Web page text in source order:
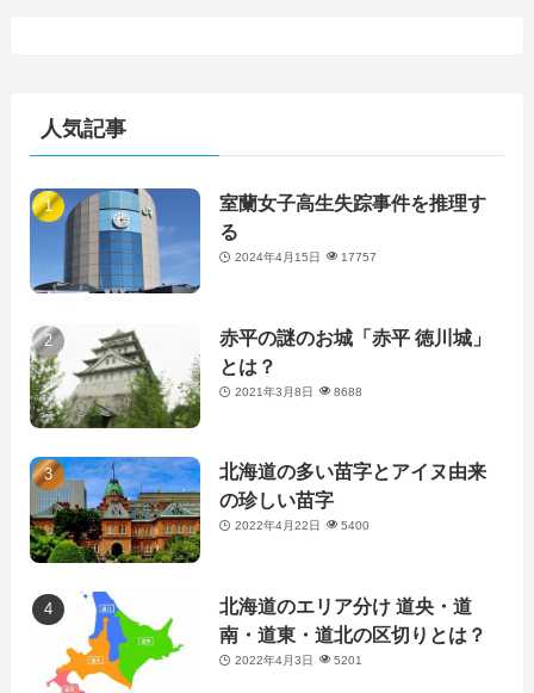
人気記事
室蘭女子高生失踪事件を推理す
る
2024年4月15日 17757
赤平の謎のお城「赤平 徳川城」
とは？
2021年3月8日 8688
北海道の多い苗字とアイヌ由来
の珍しい苗字
2022年4月22日 5400
北海道のエリア分け 道央・道
南・道東・道北の区切りとは？
2022年4月3日 5201